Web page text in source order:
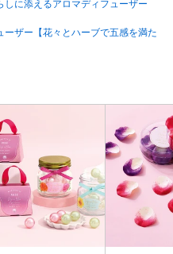
に添えるアロマディフューザー
ザー【花々とハーブで五感を満た